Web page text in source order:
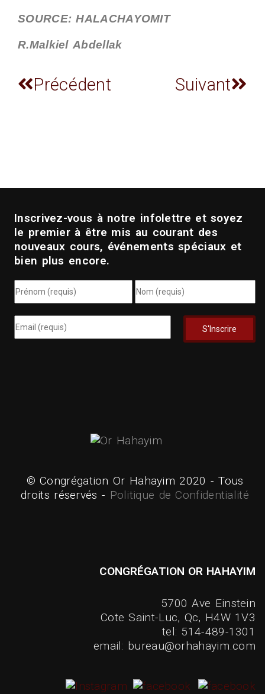
SOURCE: HALACHAYOMIT
R.Malkiel Abdellak
Précédent Suivant
Inscrivez-vous à notre infolettre et soyez
le premier à être mis au courant des
nouveaux cours, événements spéciaux et
bien plus encore.
© Congrégation Or Hahayim 2020 - Tous
droits réservés - Politique de Confidentialité
CONGRÉGATION OR HAHAYIM
5700 Ave Einstein
Cote Saint-Luc, Qc, H4W 1V3
tel: 514-489-1301
email: bureau@orhahayim.com